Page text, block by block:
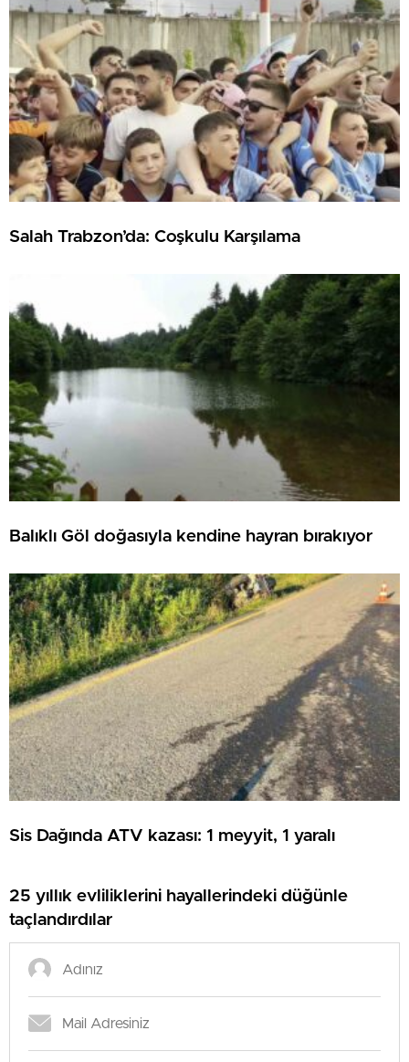
Salah Trabzon’da: Coşkulu Karşılama
Balıklı Göl doğasıyla kendine hayran bırakıyor
Sis Dağında ATV kazası: 1 meyyit, 1 yaralı
25 yıllık evliliklerini hayallerindeki düğünle
taçlandırdılar